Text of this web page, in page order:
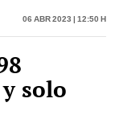
06 Abr 2023 | 12:50 h
solo